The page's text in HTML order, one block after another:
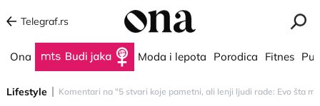
Telegraf.rs
Ona Budi jaka Moda i lepota Porodica Fitnes
Lifestyle Komentari na "5 stvari koje pametni, ali lenji ljudi rade: Evo šta